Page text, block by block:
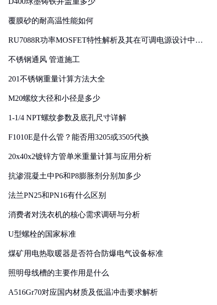
覆膜砂的耐高温性能如何
RU7088R功率MOSFET特性解析及其在可调电源设计中的
不锈钢通风 管道施工
201不锈钢重量计算方法大全
M20螺纹大径和小径是多少
1-1/4 NPT螺纹参数及底孔尺寸详解
F1010E是什么管？能否用3205或3505代换
20x40x2镀锌方管单米重量计算与应用分析
抗渗混凝土中P6和P8膨胀剂分别加多少
法兰PN25和PN16有什么区别
消费者对洗衣机的核心需求调研与分析
U型螺栓的国家标准
煤矿用电热取暖器是否符合防爆电气设备标准
照明母线槽的主要作用是什么
A516Gr70对应国内材质及低温冲击要求解析